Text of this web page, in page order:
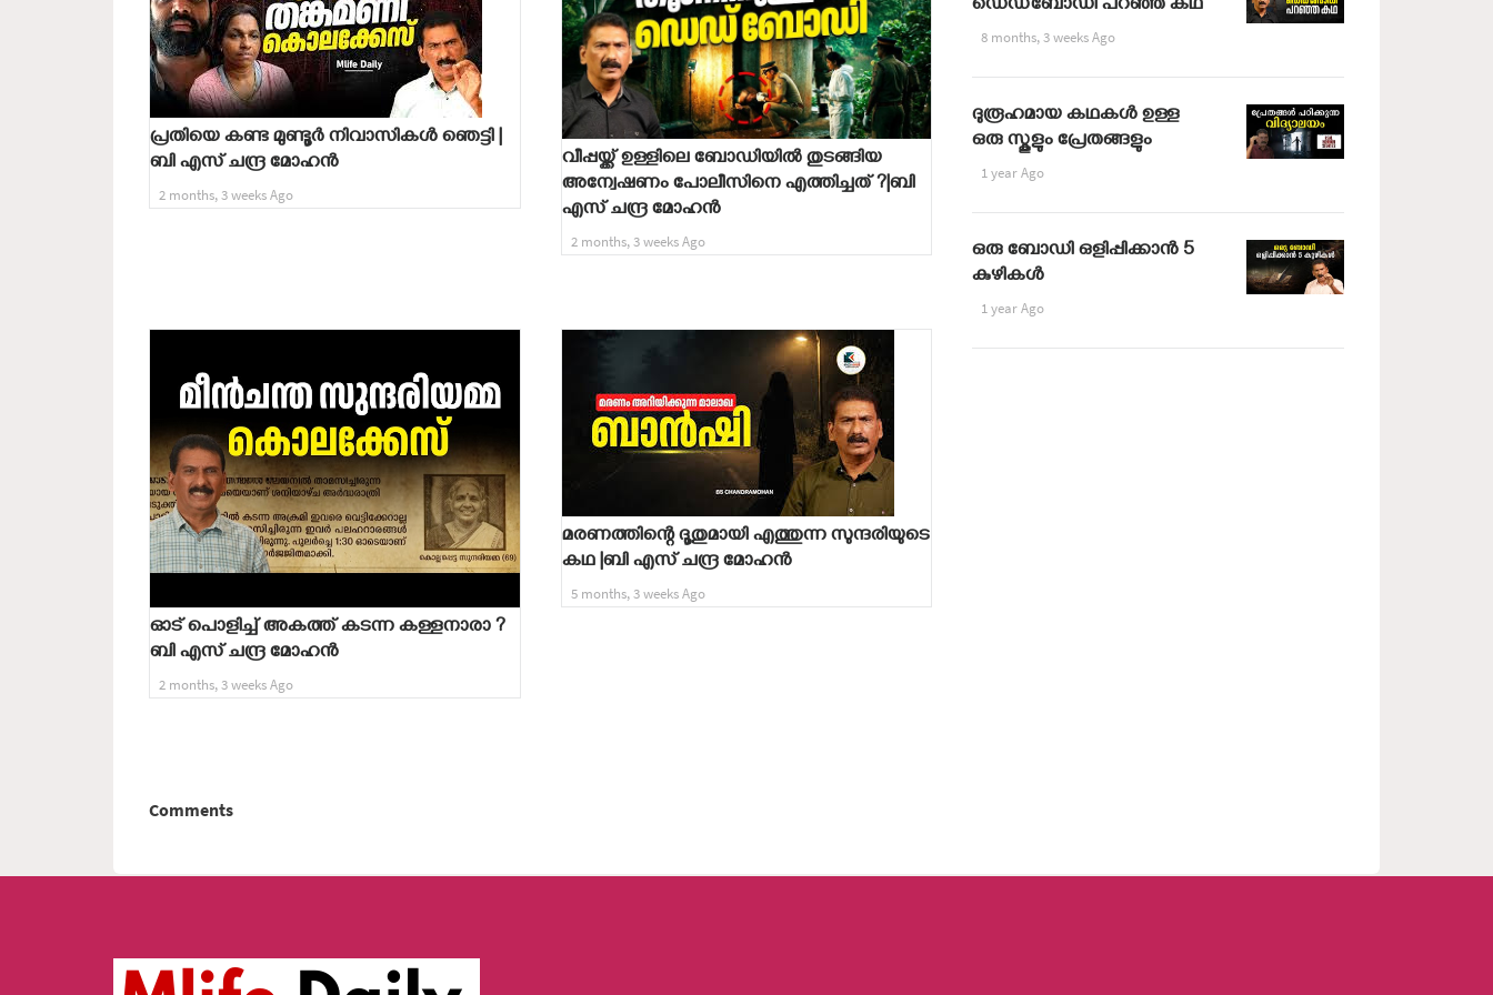
പ്രതിയെ കണ്ട മുണ്ടൂർ നിവാസികൾ ഞെട്ടി |
ബി എസ് ചന്ദ്ര മോഹൻ
2 months, 3 weeks Ago
വീപ്പയ്ക്ക് ഉള്ളിലെ ബോഡിയിൽ തുടങ്ങിയ
അന്വേഷണം പോലീസിനെ എത്തിച്ചത് ?|ബി
എസ് ചന്ദ്ര മോഹൻ
2 months, 3 weeks Ago
ഓട് പൊളിച്ച് അകത്ത് കടന്ന കള്ളനാരാ ?
ബി എസ് ചന്ദ്ര മോഹൻ
2 months, 3 weeks Ago
മരണത്തിന്റെ ദൂതുമായി എത്തുന്ന സുന്ദരിയുടെ
കഥ |ബി എസ് ചന്ദ്ര മോഹൻ
5 months, 3 weeks Ago
Comments
ഡെഡ്ബോഡി പറഞ്ഞ കഥ
8 months, 3 weeks Ago
ദുരൂഹമായ കഥകൾ ഉള്ള
ഒരു സ്കൂളും പ്രേതങ്ങളും
1 year Ago
ഒരു ബോഡി ഒളിപ്പിക്കാൻ 5
കുഴികൾ
1 year Ago